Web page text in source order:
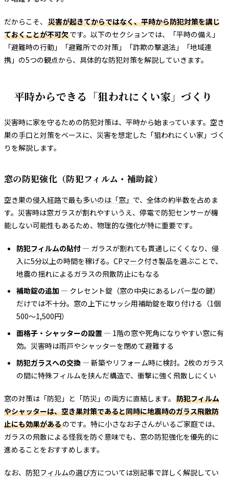
だからこそ、 災害が起きてからではなく、平時から防犯対策を講じ
ておくことが不可欠です。以下のセクションでは、「平時の備え」
「避難時の行動」「避難所での対策」「詐欺の撃退法」「地域連
携」の5つの観点から、具体的な防犯対策を解説していきます。
平時からできる「狙われにくい家」づくり
災害時に家を守るための防犯対策は、平時から始まっています。 空き
巣の手口と対策をベースに、災害を想定した「狙われにくい家」づく
りを解説します。
窓の防犯強化（防犯フィルム・補助錠）
空き巣の侵入経路で最も多いのは「窓」 で、全体の約半数を占めま
す。災害時は窓ガラスが割れやすいうえ、停電で防犯センサーが機
能しない可能性もあるため、物理的な強化が特に重要です。
防犯フィルムの貼付 — ガラスが割れても貫通しにくくなり、侵
入に5分以上の時間を稼げる。 CPマーク付き製品を選ぶことで、
地震の揺れによるガラスの飛散防止にもなる
補助錠の追加 — クレセント錠（窓の中央にあるレバー型の鍵）
だけでは不十分。窓の上下にサッシ用補助錠を取り付ける（1個
500〜1,500円）
面格子・シャッターの設置 — 1階の窓や死角になりやすい窓に有
効。災害時は雨戸やシャッターを閉めて避難する
防犯ガラスへの交換 — 新築やリフォーム時に検討。2枚のガラス
の間に特殊フィルムを挟んだ構造で、衝撃に強く飛散しにくい
窓の対策は「防犯」と「防災」の両方に直結します。 防犯フィルム
やシャッターは、空き巣対策であると同時に地震時のガラス飛散防
止にも効果があるのです。特に小さなお子さんがいるご家庭では、
ガラスの飛散による怪我を防ぐ意味でも、窓の防犯強化を優先的に
進めることをおすすめします。
なお、 防犯フィルムの選び方については別記事で詳しく解説してい